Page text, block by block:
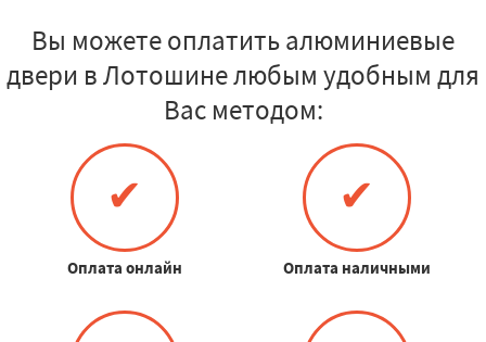
Вы можете оплатить алюминиевые
двери в Лотошине любым удобным для
Вас методом:
✔
Оплата онлайн
✔
Оплата наличными